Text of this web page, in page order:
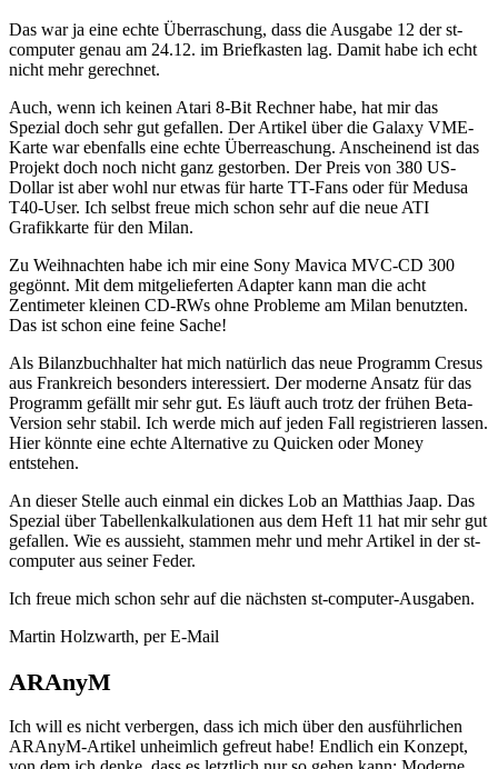
Das war ja eine echte Überraschung, dass die Ausgabe 12 der st-
computer genau am 24.12. im Briefkasten lag. Damit habe ich echt
nicht mehr gerechnet.
Auch, wenn ich keinen Atari 8-Bit Rechner habe, hat mir das
Spezial doch sehr gut gefallen. Der Artikel über die Galaxy VME-
Karte war ebenfalls eine echte Überreaschung. Anscheinend ist das
Projekt doch noch nicht ganz gestorben. Der Preis von 380 US-
Dollar ist aber wohl nur etwas für harte TT-Fans oder für Medusa
T40-User. Ich selbst freue mich schon sehr auf die neue ATI
Grafikkarte für den Milan.
Zu Weihnachten habe ich mir eine Sony Mavica MVC-CD 300
gegönnt. Mit dem mitgelieferten Adapter kann man die acht
Zentimeter kleinen CD-RWs ohne Probleme am Milan benutzten.
Das ist schon eine feine Sache!
Als Bilanzbuchhalter hat mich natürlich das neue Programm Cresus
aus Frankreich besonders interessiert. Der moderne Ansatz für das
Programm gefällt mir sehr gut. Es läuft auch trotz der frühen Beta-
Version sehr stabil. Ich werde mich auf jeden Fall registrieren lassen.
Hier könnte eine echte Alternative zu Quicken oder Money
entstehen.
An dieser Stelle auch einmal ein dickes Lob an Matthias Jaap. Das
Spezial über Tabellenkalkulationen aus dem Heft 11 hat mir sehr gut
gefallen. Wie es aussieht, stammen mehr und mehr Artikel in der st-
computer aus seiner Feder.
Ich freue mich schon sehr auf die nächsten st-computer-Ausgaben.
Martin Holzwarth, per E-Mail
ARAnyM
Ich will es nicht verbergen, dass ich mich über den ausführlichen
ARAnyM-Artikel unheimlich gefreut habe! Endlich ein Konzept,